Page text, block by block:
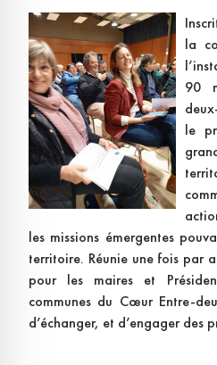
la
90
le
les missions émergentes
territoire. Réunie une fois par
pour les maires et
communes du Cœur Entre-
d’échanger, et d’engager des